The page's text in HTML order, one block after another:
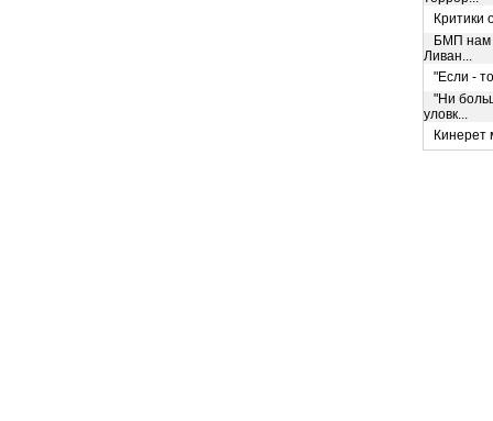
Критики
БМП нам
Ливан...
"Если -
"Ни
уловк...
Кинерет